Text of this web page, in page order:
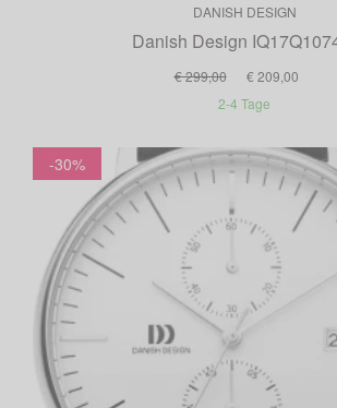
DANISH DESIGN
Danish Design
€ 299,00
€ 209,00
2-4 Tage
-30%